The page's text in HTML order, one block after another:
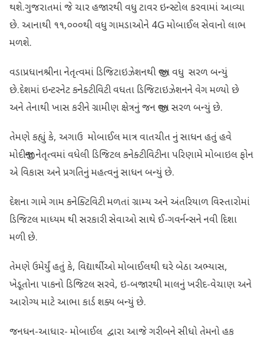
થશે.ગુજરાતમાં જે ચાર હજારથી વધુ ટાવર ઇન્સ્ટોલ કરવામાં આવ્યા
છે. આનાથી ૧૧,૦૦૦થી વધુ ગામડાઓને 4G મોબાઈલ સેવાનો લાભ
મળશે.
વડાપ્રધાનશ્રીના નેતૃત્વમાં ડિજિટાઇઝેશનથી જીવન વધુ સરળ બન્યું
છે.દેશમાં ઇન્ટરનેટ કનેક્ટીવિટી વધતા ડિજિટાઇઝેશનને વેગ મળ્યો છે
અને તેનાથી ખાસ કરીને ગ્રામીણ ક્ષેત્રનું જન જીવન સરળ બન્યું છે.
તેમણે કહ્યું કે, અગાઉ મોબાઈલ માત્ર વાતચીત નું સાધન હતું હવે
મોદીજીના નેતૃત્વમાં વધેલી ડિજિટલ કનેક્ટીવિટીના પરિણામે મોબાઇલ ફોન
એ વિકાસ અને પ્રગતિનું મહત્વનું સાધન બન્યું છે.
દેશના ગામે ગામ કનેક્ટિવિટી મળતાં ગ્રામ્ય અને અંતરિયાળ વિસ્તારોમાં
ડિજિટલ માધ્યમ થી સરકારી સેવાઓ સાથે ઈ-ગવર્નન્સને નવી દિશા
મળી છે.
તેમણે ઉમેર્યું હતું કે, વિદ્યાર્થીઓ મોબાઈલથી ઘરે બેઠા અભ્યાસ,
ખેડૂતોના પાકનો ડિજિટલ સરવે, ઇ-બજારથી માલનું ખરીદ-વેચાણ અને
આરોગ્ય માટે આભા કાર્ડ શક્ય બન્યું છે.
જનધન-આધાર- મોબાઈલ દ્વારા આજે ગરીબને સીધો તેમનો હક